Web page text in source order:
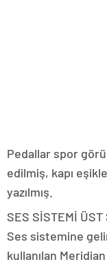
Pedallar spor
edilmiş, kapı
yazılmış.
SES SİSTEMİ ÜST
Ses sistemine
kullanılan